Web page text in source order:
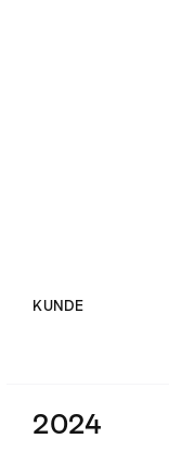
KUNDE
2024